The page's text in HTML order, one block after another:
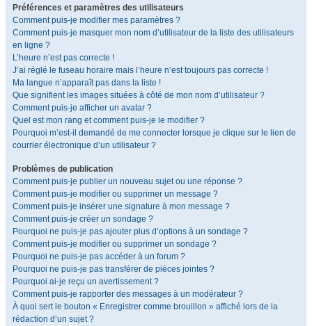
Préférences et paramètres des utilisateurs
Comment puis-je modifier mes paramètres ?
Comment puis-je masquer mon nom d’utilisateur de la liste des utilisateurs
en ligne ?
L’heure n’est pas correcte !
J’ai réglé le fuseau horaire mais l’heure n’est toujours pas correcte !
Ma langue n’apparaît pas dans la liste !
Que signifient les images situées à côté de mon nom d’utilisateur ?
Comment puis-je afficher un avatar ?
Quel est mon rang et comment puis-je le modifier ?
Pourquoi m’est-il demandé de me connecter lorsque je clique sur le lien de
courrier électronique d’un utilisateur ?
Problèmes de publication
Comment puis-je publier un nouveau sujet ou une réponse ?
Comment puis-je modifier ou supprimer un message ?
Comment puis-je insérer une signature à mon message ?
Comment puis-je créer un sondage ?
Pourquoi ne puis-je pas ajouter plus d’options à un sondage ?
Comment puis-je modifier ou supprimer un sondage ?
Pourquoi ne puis-je pas accéder à un forum ?
Pourquoi ne puis-je pas transférer de pièces jointes ?
Pourquoi ai-je reçu un avertissement ?
Comment puis-je rapporter des messages à un modérateur ?
À quoi sert le bouton « Enregistrer comme brouillon » affiché lors de la
rédaction d’un sujet ?